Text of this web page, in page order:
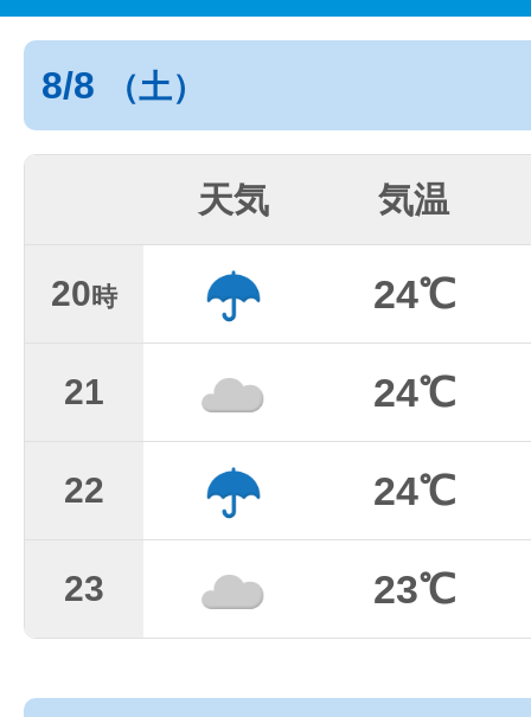
8/8 （土）
天気 気温
20時 24℃
21 24℃
22 24℃
23 23℃